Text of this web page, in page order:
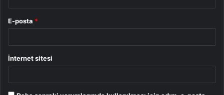
E-posta *
İnternet sitesi